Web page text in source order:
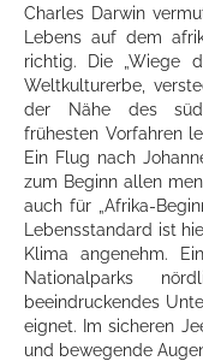
Charles Darwin
Lebens auf dem
richtig. Die „Wiege
Weltkulturerbe,
der Nähe des
frühesten Vorfahren
Ein Flug nach
zum Beginn allen
auch für „Afrika-
Lebensstandard ist
Klima angenehm.
Nationalparks
beeindruckendes
eignet. Im sicheren
und bewegende